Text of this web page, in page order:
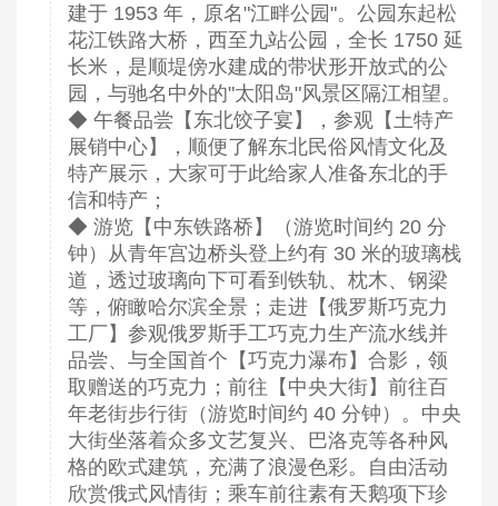
建于 1953 年，原名"江畔公园"。公园东起松
花江铁路大桥，西至九站公园，全长 1750 延
长米，是顺堤傍水建成的带状形开放式的公
园，与驰名中外的"太阳岛"风景区隔江相望。
◆ 午餐品尝【东北饺子宴】，参观【土特产
展销中心】，顺便了解东北民俗风情文化及
特产展示，大家可于此给家人准备东北的手
信和特产；
◆ 游览【中东铁路桥】（游览时间约 20 分
钟）从青年宫边桥头登上约有 30 米的玻璃栈
道，透过玻璃向下可看到铁轨、枕木、钢梁
等，俯瞰哈尔滨全景；走进【俄罗斯巧克力
工厂】参观俄罗斯手工巧克力生产流水线并
品尝、与全国首个【巧克力瀑布】合影，领
取赠送的巧克力；前往【中央大街】前往百
年老街步行街（游览时间约 40 分钟）。中央
大街坐落着众多文艺复兴、巴洛克等各种风
格的欧式建筑，充满了浪漫色彩。自由活动
欣赏俄式风情街；乘车前往素有天鹅项下珍